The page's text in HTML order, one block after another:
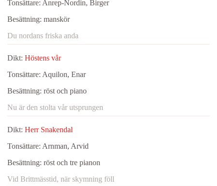
Tonsättare: Anrep-Nordin, Birger
Besättning: manskör
Du nordans friska anda
Dikt: Höstens vår
Tonsättare: Aquilon, Enar
Besättning: röst och piano
Nu är den stolta vår utsprungen
Dikt: Herr Snakendal
Tonsättare: Arnman, Arvid
Besättning: röst och tre pianon
Vid Brittmässtid, när skymning föll